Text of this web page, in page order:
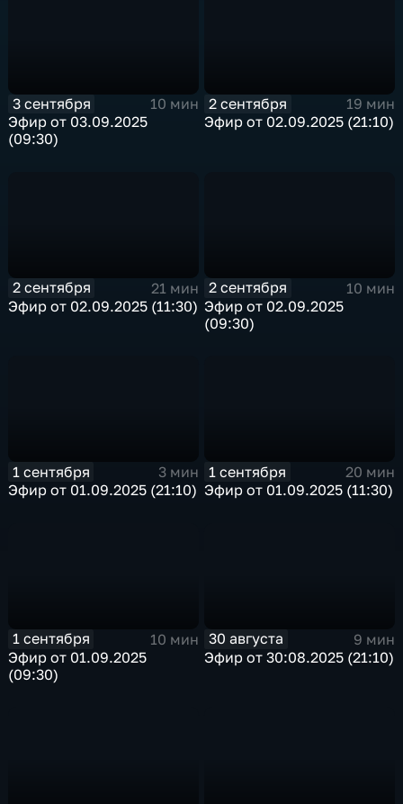
3 сентября
10 мин
Эфир от 03.09.2025
(09:30)
2 сентября
19 мин
Эфир от 02.09.2025 (21:10)
2 сентября
21 мин
Эфир от 02.09.2025 (11:30)
2 сентября
10 мин
Эфир от 02.09.2025
(09:30)
1 сентября
3 мин
Эфир от 01.09.2025 (21:10)
1 сентября
20 мин
Эфир от 01.09.2025 (11:30)
1 сентября
10 мин
Эфир от 01.09.2025
(09:30)
30 августа
9 мин
Эфир от 30:08.2025 (21:10)